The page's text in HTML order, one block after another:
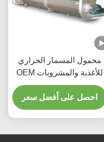
محمول المسمار الحراري
للأغذية والمشروبات OEM
مع نظام نقل مخصص
احصل على أفضل سعر